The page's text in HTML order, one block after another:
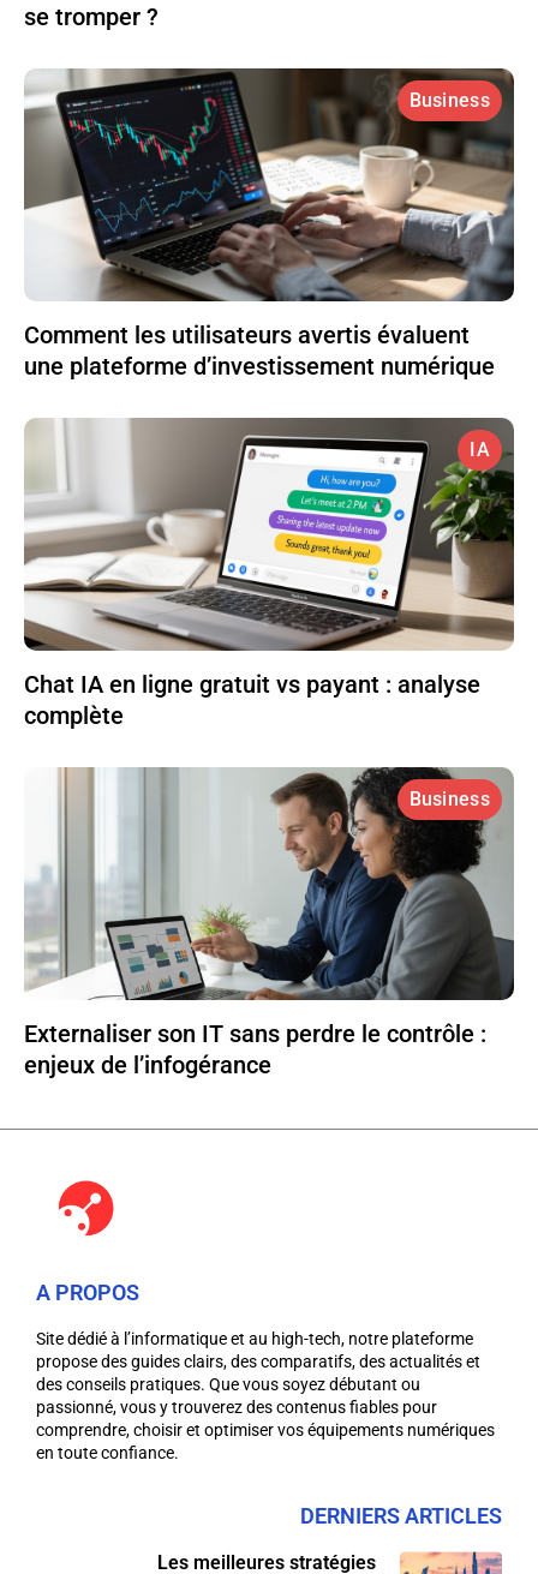
se tromper ?
Business
Comment les utilisateurs avertis évaluent
une plateforme d’investissement numérique
IA
Chat IA en ligne gratuit vs payant : analyse
complète
Business
Externaliser son IT sans perdre le contrôle :
enjeux de l’infogérance
A PROPOS
Site dédié à l’informatique et au high-tech, notre plateforme
propose des guides clairs, des comparatifs, des actualités et
des conseils pratiques. Que vous soyez débutant ou
passionné, vous y trouverez des contenus fiables pour
comprendre, choisir et optimiser vos équipements numériques
en toute confiance.
DERNIERS ARTICLES
Les meilleures stratégies